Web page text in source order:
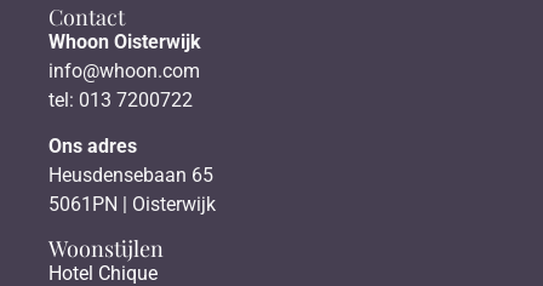
Contact
Whoon Oisterwijk
info@whoon.com
tel: 013 7200722
Ons adres
Heusdensebaan 65
5061PN | Oisterwijk
Woonstijlen
Hotel Chique